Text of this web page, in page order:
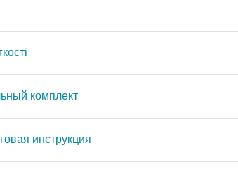
комплект
инструкция